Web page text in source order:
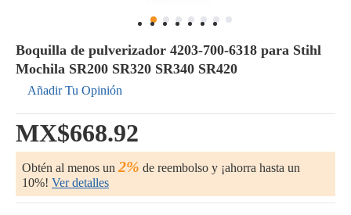
Boquilla de pulverizador 4203-700-6318 para Stihl
Mochila SR200 SR320 SR340 SR420
Añadir Tu Opinión
MX$668.92
Obtén al menos un 2% de reembolso y ¡ahorra hasta un
10%! Ver detalles